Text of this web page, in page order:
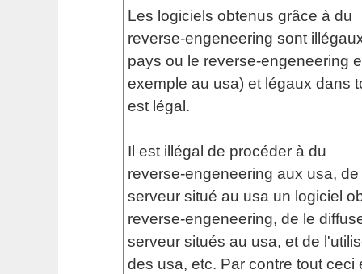
Les logiciels obtenus grâce à du
reverse-engeneering sont
pays ou le reverse-engeneering
exemple au usa) et légaux dans
est légal.
Il est illégal de procéder à du
reverse-engeneering aux usa,
serveur situé au usa un logiciel
reverse-engeneering, de le
serveur situés au usa, et de
des usa, etc. Par contre tout ceci